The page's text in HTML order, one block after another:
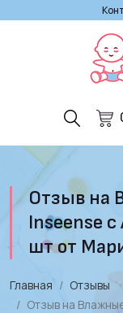
Отзыв на
Inseense
шт от
Главная
Отзывы
Отзыв на